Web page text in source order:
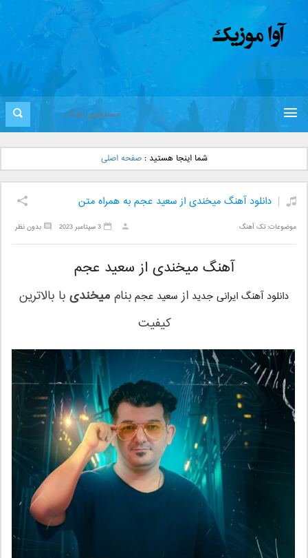
شما اینجا هستید :صفحه اصلی
دانلود آهنگ میخندی از سعید عجم به همراه متن
موضوعات:تک آهنگ بدون نظر 3 سپتامبر 2023
آهنگ میخندی از سعید عجم
دانلود آهنگ ایرانی جدید از سعید عجم بنام میخندی با بالاترین
کیفیت